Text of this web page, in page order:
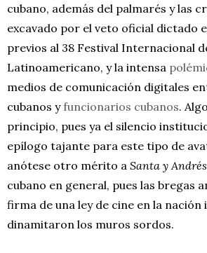
cubano, además del palmarés y las
excavado por el veto oficial dictado
previos al 38 Festival Internacional
Latinoamericano, y la intensa
medios de comunicación digitales
cubanos yfuncionarios cubanos.
principio, pues ya el silencio
epílogo tajante para este tipo de
anótese otro mérito a Santa y Andrés
cubano en general, pues las bregas
firma de una ley de cine en la nación
dinamitaron los muros sordos.